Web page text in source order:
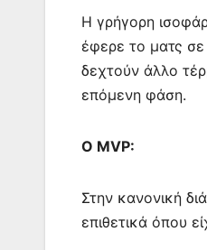
Η γρήγορη
έφερε το ματς σε
δεχτούν άλλο
επόμενη φάση.
O MVP:
Στην κανονική
επιθετικά όπου